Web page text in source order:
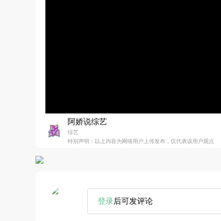
阿娇说综艺
综艺
特别声明：以上内容为网络用户上传发布，仅代表该用户观点
登录后可发评论